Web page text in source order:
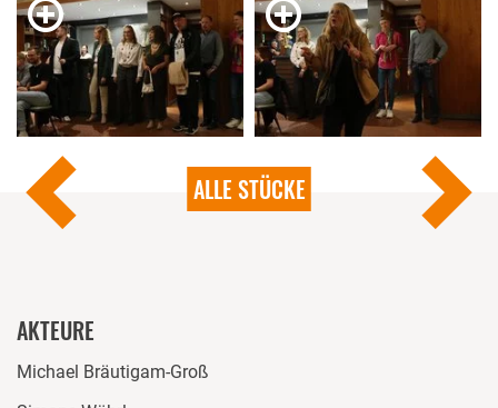
ALLE STÜCKE
AKTEURE
Michael Bräutigam-Groß